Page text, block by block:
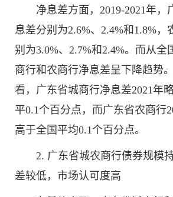
净息差方面，2019-2021年，
息差分别为2.6%、2.4%和1.8%，
别为3.0%、2.7%和2.4%。而从全
商行和农商行净息差呈下降趋势
看，广东省城商行净息差2021年
平0.1个百分点，而广东省农商行
高于全国平均0.1个百分点。
2. 广东省城农商行债券规模
差较低，市场认可度高